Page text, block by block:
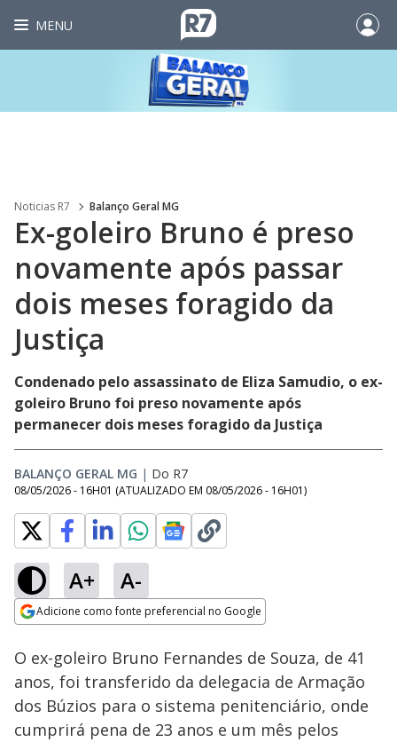
MENU
Noticias R7 Balanço Geral MG
Ex-goleiro Bruno é preso
novamente após passar
dois meses foragido da
Justiça
Condenado pelo assassinato de Eliza Samudio, o ex-
goleiro Bruno foi preso novamente após
permanecer dois meses foragido da Justiça
BALANÇO GERAL MG | Do R7
08/05/2026 - 16H01 (ATUALIZADO EM 08/05/2026 - 16H01)
A+ A-
Adicione como fonte preferencial no Google
Ativar
Loaded
54.26%
O ex-goleiro Bruno Fernandes de Souza, de 41
anos, foi transferido da delegacia de Armação
dos Búzios para o sistema penitenciário, onde
cumprirá pena de 23 anos e um mês pelos